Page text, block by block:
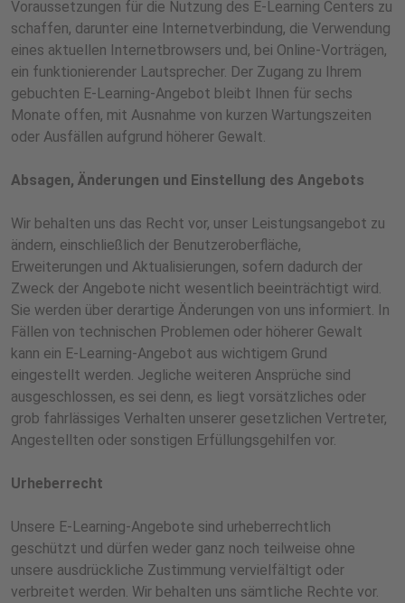
Voraussetzungen für die Nutzung des E-Learning Centers zu
schaffen, darunter eine Internetverbindung, die Verwendung
eines aktuellen Internetbrowsers und, bei Online-Vorträgen,
ein funktionierender Lautsprecher. Der Zugang zu Ihrem
gebuchten E-Learning-Angebot bleibt Ihnen für sechs
Monate offen, mit Ausnahme von kurzen Wartungszeiten
oder Ausfällen aufgrund höherer Gewalt.
Absagen, Änderungen und Einstellung des Angebots
Wir behalten uns das Recht vor, unser Leistungsangebot zu
ändern, einschließlich der Benutzeroberfläche,
Erweiterungen und Aktualisierungen, sofern dadurch der
Zweck der Angebote nicht wesentlich beeinträchtigt wird.
Sie werden über derartige Änderungen von uns informiert. In
Fällen von technischen Problemen oder höherer Gewalt
kann ein E-Learning-Angebot aus wichtigem Grund
eingestellt werden. Jegliche weiteren Ansprüche sind
ausgeschlossen, es sei denn, es liegt vorsätzliches oder
grob fahrlässiges Verhalten unserer gesetzlichen Vertreter,
Angestellten oder sonstigen Erfüllungsgehilfen vor.
Urheberrecht
Unsere E-Learning-Angebote sind urheberrechtlich
geschützt und dürfen weder ganz noch teilweise ohne
unsere ausdrückliche Zustimmung vervielfältigt oder
verbreitet werden. Wir behalten uns sämtliche Rechte vor.